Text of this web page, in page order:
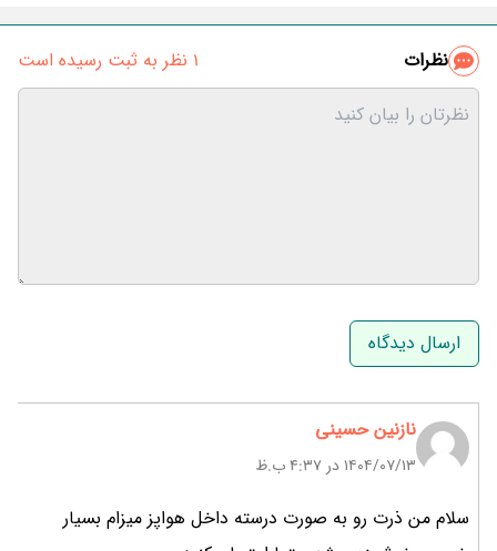
نظرات 1 نظر به ثبت رسیده است
نام و نام خانوادگی
ایمیل
نازنین حسینی
۱۴۰۴/۰۷/۱۳ در 4:37 ب.ظ
سلام من ذرت رو به صورت درسته داخل هواپز میزام بسیار